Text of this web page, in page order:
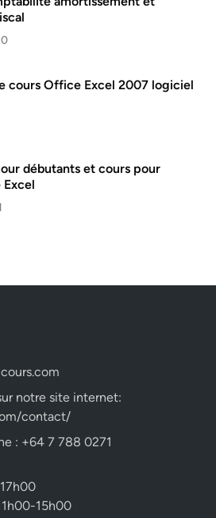
cours Office Excel 2007 logiciel
débutants et cours pour
notre site internet:
contact/
: +64 7 788 0271
15h00